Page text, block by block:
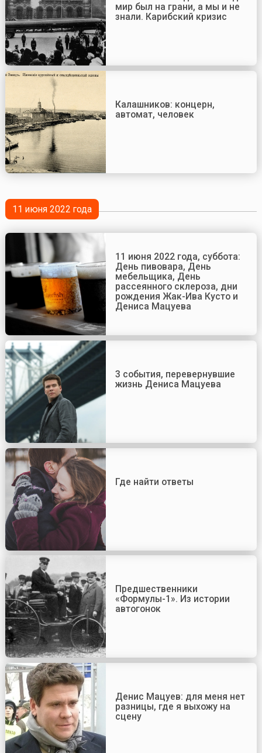
мир был на грани, а мы и не
знали. Карибский кризис
Калашников: концерн,
автомат, человек
11 июня 2022 года
11 июня 2022 года, суббота:
День пивовара, День
мебельщика, День
рассеянного склероза, дни
рождения Жак-Ива Кусто и
Дениса Мацуева
3 события, перевернувшие
жизнь Дениса Мацуева
Где найти ответы
Предшественники
«Формулы-1». Из истории
автогонок
Денис Мацуев: для меня нет
разницы, где я выхожу на
сцену